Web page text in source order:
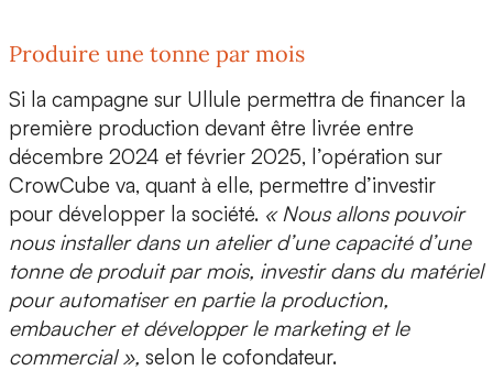
Produire une tonne par mois
Si la campagne sur Ullule permettra de financer la
première production devant être livrée entre
décembre 2024 et février 2025, l’opération sur
CrowCube va, quant à elle, permettre d’investir
pour développer la société. « Nous allons pouvoir
nous installer dans un atelier d’une capacité d’une
tonne de produit par mois, investir dans du matériel
pour automatiser en partie la production,
embaucher et développer le marketing et le
commercial », selon le cofondateur.